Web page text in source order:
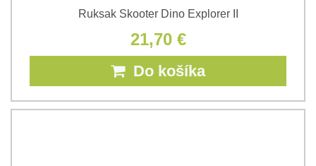
Ruksak Skooter Dino Explorer II
21,70 €
Do košíka